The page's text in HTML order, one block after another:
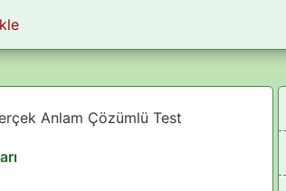
Anlam Çözümlü Test